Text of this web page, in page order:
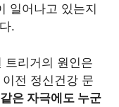
일어나고 있는지
.
트리거의 원인은
전 정신건강 문
은 자극에도 누군